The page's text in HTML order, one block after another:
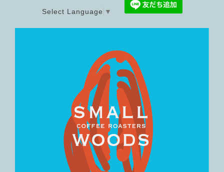
Select Language ▼